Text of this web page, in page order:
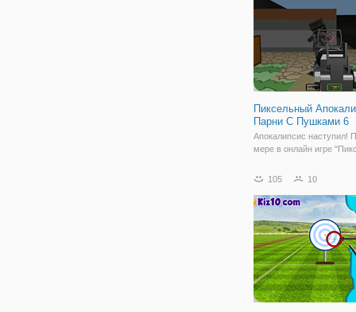
Пиксельный
Парни С Пушками 6
Апокалипсис наступил!
мере в онлайн игре
6". В шестой части
персонажей, локаций и
Это будет серьезная
которой
105 10